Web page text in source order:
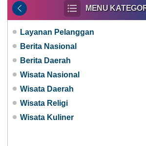
MENU
Layanan Pelanggan
Berita Nasional
Berita Daerah
Wisata Nasional
Wisata Daerah
Wisata Religi
Wisata Kuliner